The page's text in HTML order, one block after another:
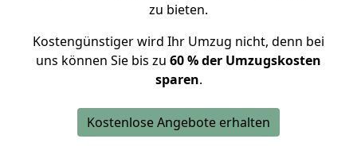
zu bieten.
Kostengünstiger wird Ihr Umzug nicht, denn bei
uns können Sie bis zu 60 % der Umzugskosten
sparen.
Kostenlose Angebote erhalten